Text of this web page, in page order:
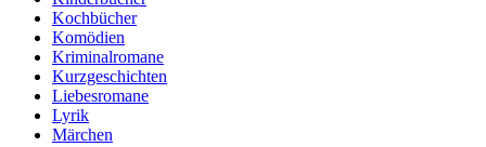
Kochbücher
Komödien
Kriminalromane
Kurzgeschichten
Liebesromane
Lyrik
Märchen